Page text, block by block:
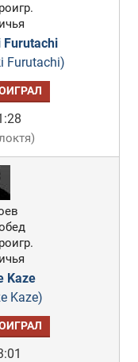
Furutachi
Furutachi)
)
Kaze
Kaze)